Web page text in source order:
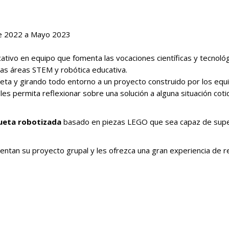
2022 a Mayo 2023
en equipo que fomenta las vocaciones científicas y
áreas STEM y robótica educativa.
y girando todo entorno a un proyecto construido por los
permita reflexionar sobre una solución a alguna situación
robotizada basado en piezas LEGO que sea capaz de
su proyecto grupal y les ofrezca una gran experiencia de